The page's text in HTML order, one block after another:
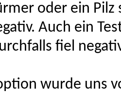
oder ein
Auch ein
fiel
wurde uns